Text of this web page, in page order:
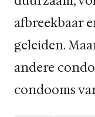
afbreekbaar
geleiden.
andere
condooms